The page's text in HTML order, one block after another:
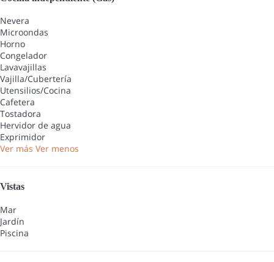
Nevera
Microondas
Horno
Congelador
Lavavajillas
Vajilla/Cubertería
Utensilios/Cocina
Cafetera
Tostadora
Hervidor de agua
Exprimidor
Ver más Ver menos
Vistas
Mar
Jardín
Piscina